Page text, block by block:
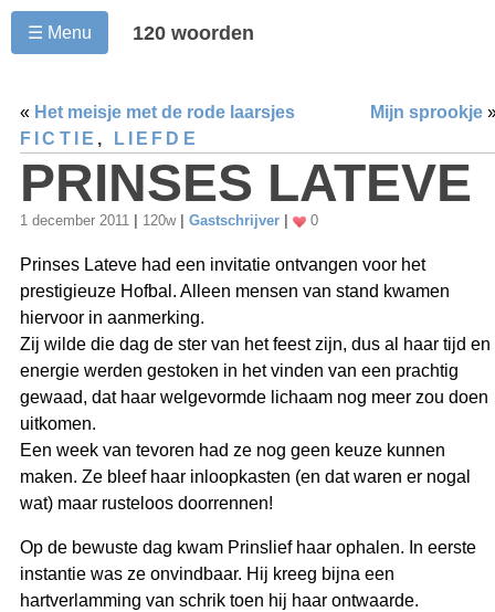
☰ Menu 120 woorden
« Het meisje met de rode laarsjes Mijn sprookje
FICTIE , LIEFDE
PRINSES LATEVE
1 december 2011 120w Gastschrijver 0
Prinses Lateve had een invitatie ontvangen voor het
prestigieuze Hofbal. Alleen mensen van stand kwamen
hiervoor in aanmerking.
Zij wilde die dag de ster van het feest zijn, dus al haar tijd en
energie werden gestoken in het vinden van een prachtig
gewaad, dat haar welgevormde lichaam nog meer zou doen
uitkomen.
Een week van tevoren had ze nog geen keuze kunnen
maken. Ze bleef haar inloopkasten (en dat waren er nogal
wat) maar rusteloos doorrennen!
Op de bewuste dag kwam Prinslief haar ophalen. In eerste
instantie was ze onvindbaar. Hij kreeg bijna een
hartverlamming van schrik toen hij haar ontwaarde.